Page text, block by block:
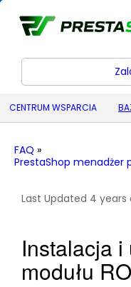
CENTRUM WSPARCIA
FAQ »
PrestaShop menadżer
Last Updated 4 years
Instalacja
modułu